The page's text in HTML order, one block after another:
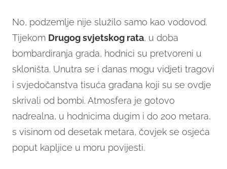
No, podzemlje nije služilo samo kao vodovod.
Tijekom Drugog svjetskog rata, u doba
bombardiranja grada, hodnici su pretvoreni u
skloništa. Unutra se i danas mogu vidjeti tragovi
i svjedočanstva tisuća građana koji su se ovdje
skrivali od bombi. Atmosfera je gotovo
nadrealna, u hodnicima dugim i do 200 metara,
s visinom od desetak metara, čovjek se osjeća
poput kapljice u moru povijesti.